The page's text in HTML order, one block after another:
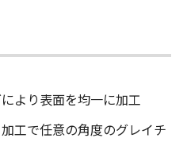
より表面を均一に加工
工で任意の角度のグレイチ